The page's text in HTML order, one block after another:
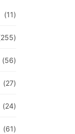
(11)
(56)
(27)
(24)
(61)